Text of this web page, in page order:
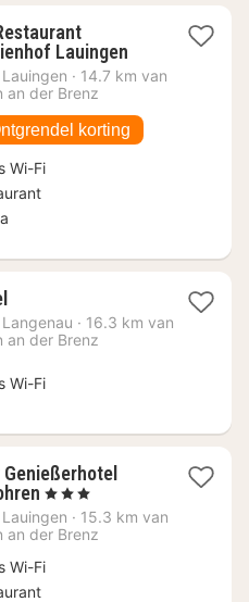
Lauingen1
nacht
86,67
Lauingen · 14.7 km van
an der Brenz
korting
Wi-Fi
1
nacht
vanaf
98,13
Langenau · 16.3 km van
an der Brenz
Wi-Fi
1
nacht
vanaf
145,14
, 3 Sterren
Lauingen · 15.3 km van
an der Brenz
Wi-Fi